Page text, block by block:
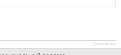
JComments